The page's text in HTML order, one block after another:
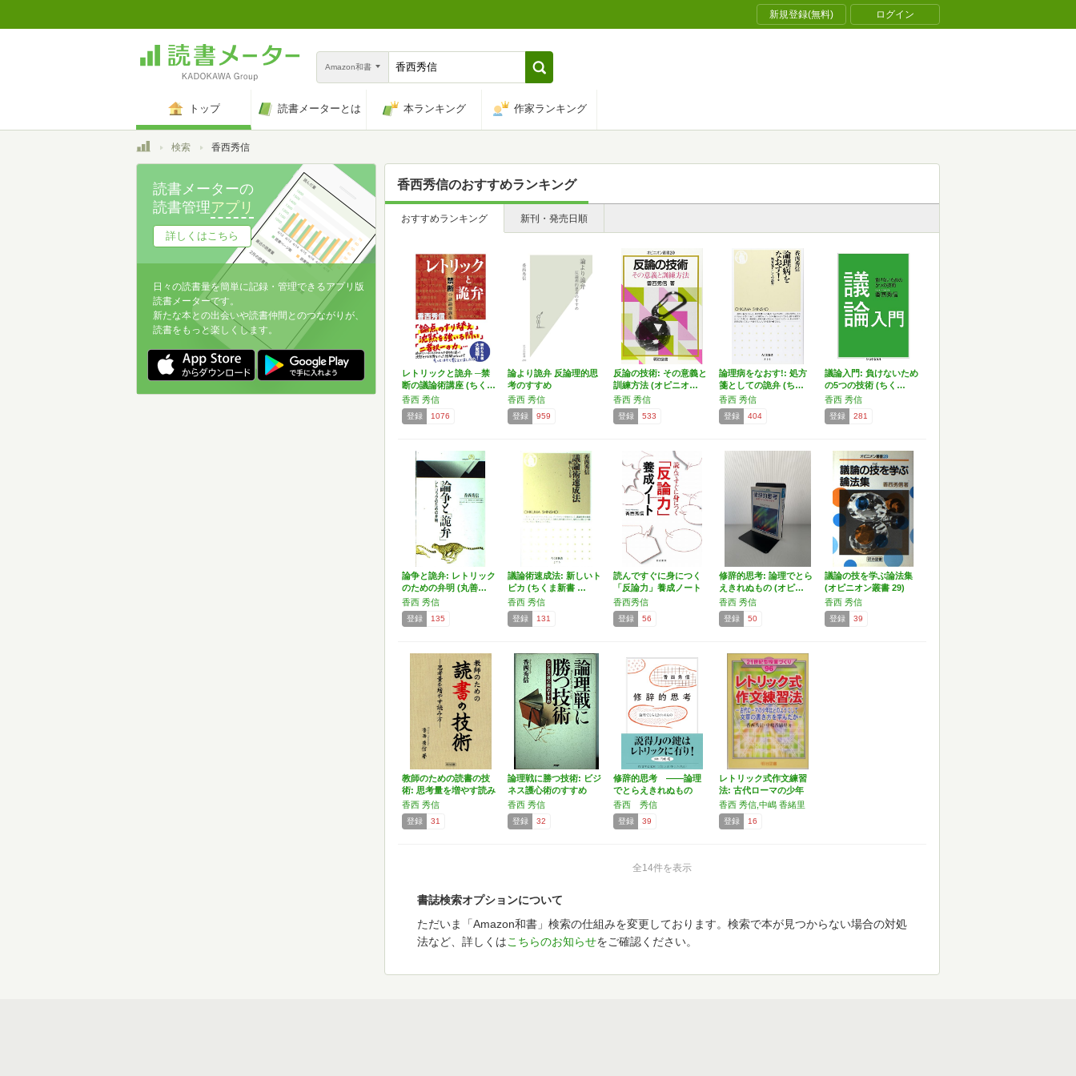
新規登録(無料) ログイン
Amazon和書
トップ 読書メーターとは 本ランキング 作家ランキング
トップ検索 香西秀信
香西秀信のおすすめランキング
おすすめランキング 新刊・発売日順
レトリックと詭弁 ─禁
断の議論術講座 (ちく…
香西 秀信
登録 1076
論より詭弁 反論理的思
考のすすめ
香西 秀信
登録 959
反論の技術: その意義と
訓練方法 (オピニオ…
香西 秀信
登録 533
論理病をなおす!: 処方
箋としての詭弁 (ち…
香西 秀信
登録 404
議論入門: 負けないため
の5つの技術 (ちく…
香西 秀信
登録 281
論争と詭弁: レトリック
のための弁明 (丸善…
香西 秀信
登録 135
議論術速成法: 新しいト
ピカ (ちくま新書 …
香西 秀信
登録 131
読んですぐに身につく
「反論力」養成ノート
香西秀信
登録 56
修辞的思考: 論理でとら
えきれぬもの (オピ…
香西 秀信
登録 50
議論の技を学ぶ論法集
(オピニオン叢書 29)
香西 秀信
登録 39
教師のための読書の技
術: 思考量を増やす読み
方
香西 秀信
登録 31
論理戦に勝つ技術: ビジ
ネス護心術のすすめ
香西 秀信
登録 32
修辞的思考 ――論理
でとらえきれぬもの
(ち…
香西 秀信
登録 39
レトリック式作文練習
法: 古代ローマの少年
は…
香西 秀信,中嶋 香緒里
登録 16
全14件を表示
書誌検索オプションについて
ただいま「Amazon和書」検索の仕組みを変更しております。検索で本が見つからない場合の対処
法など、詳しくはこちらのお知らせをご確認ください。
読書メーターの
読書管理アプリ
詳しくはこちら
日々の読書量を簡単に記録・管理できるアプリ版
読書メーターです。
新たな本との出会いや読書仲間とのつながりが、
読書をもっと楽しくします。